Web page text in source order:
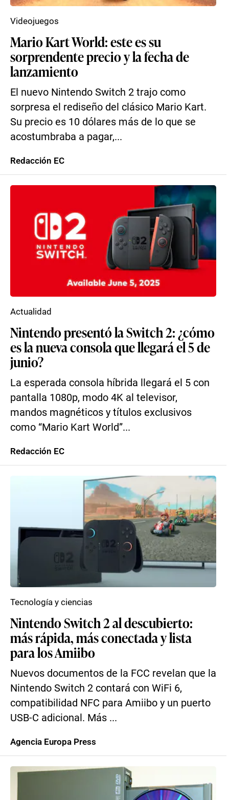
Mario Kart World: este es su
sorprendente precio y la fecha de
lanzamiento
El nuevo Nintendo Switch 2 trajo como
sorpresa el rediseño del clásico Mario Kart.
Su precio es 10 dólares más de lo que se
acostumbraba a pagar,...
Videojuegos
Redacción EC
Nintendo presentó la Switch 2: ¿cómo
es la nueva consola que llegará el 5 de
junio?
La esperada consola híbrida llegará el 5 con
pantalla 1080p, modo 4K al televisor,
mandos magnéticos y títulos exclusivos
como “Mario Kart World”...
Actualidad
Redacción EC
Nintendo Switch 2 al descubierto:
más rápida, más conectada y lista
para los Amiibo
Nuevos documentos de la FCC revelan que la
Nintendo Switch 2 contará con WiFi 6,
compatibilidad NFC para Amiibo y un puerto
USB-C adicional. Más ...
Tecnología y ciencias
Agencia Europa Press